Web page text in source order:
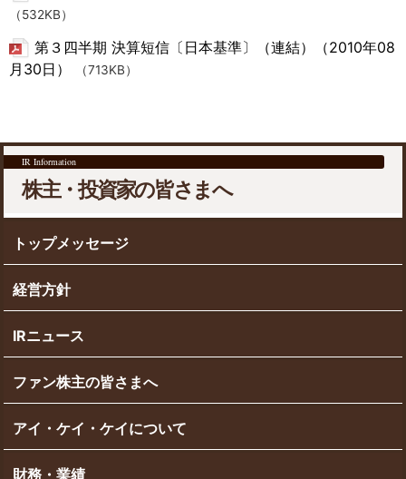
IR Information
株主・投資家の皆さまへ
トップメッセージ
経営方針
IRニュース
ファン株主の皆さまへ
アイ・ケイ・ケイについて
財務・業績
（532KB）
第３四半期 決算短信〔日本基準〕（連結）（2010年08
月30日）
（713KB）